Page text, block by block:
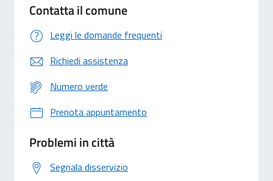
Contatta il comune
Leggi le domande frequenti
Richiedi assistenza
Numero verde
Prenota appuntamento
Problemi in città
Segnala disservizio